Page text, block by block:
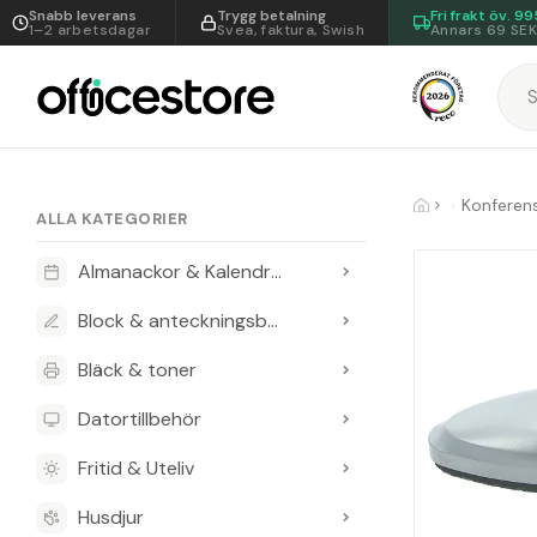
Snabb leverans
1–2 arbetsdagar
Trygg betalning
Svea, faktura, Swish
Fri frakt öv.
Annars 69 SEK
ALLA KATEGORIER
Almanackor & Kalendrar
Block & anteckningsböcker
Bläck & toner
Datortillbehör
Fritid & Uteliv
Husdjur